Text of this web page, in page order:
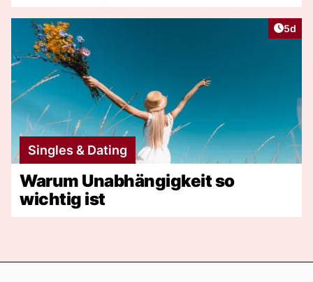
5d
Singles & Dating
Warum Unabhängigkeit so
wichtig ist